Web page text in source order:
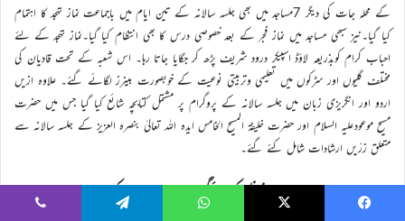
کے محلہ جات کی دیگر 7مساجد میں بھی جلسہ سالانہ کے تین ایام میں باجماعت نماز تہجد کا اہتمام
کیا گیا۔نیز سبھی مساجد میں نماز فجر کے بعد خصوصی درس کا بھی انتظام کیا گیا۔نماز تہجد کے لئے
احباب کرام کوبذریعہ لاؤڈ اسپیکر درود شریف پڑھ کر جگایا جاتا رہا۔ اس شعبہ کے تحت قادیان کی
مختلف گلیوں اور سڑکوں میں تعلیمی وتربیتی نوعیت کے خوبصورت بینرز لگائے گئے۔ علاوہ ازیں
اردو اور انگریزی زبان میں جلسہ سالانہ کے پروگرام پر مشتمل کتابچہ شائع کیا گیا جس میں حضرت
مسیح موعودعلیہ السلام اور حضرت خلیفۃ المسیح الخامس ایدہ اللہ تعالیٰ بنصرہ العزیز کے جلسہ سالانہ سے
متعلق زرّیں ارشادات شامل کئے گئے۔
بیت الدعا میں نوافل کی ادائیگی اور مقامات مقدسہ کی زیارت